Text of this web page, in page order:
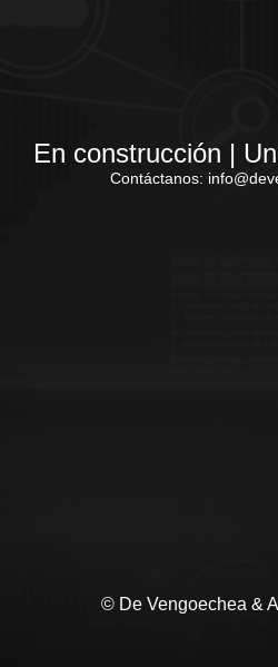
En construcción |
Contáctanos:
© De Vengoechea &